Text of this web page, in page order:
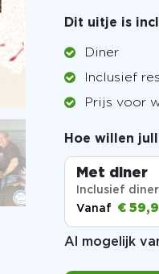
Dit uitje is
Diner
Inclusief
Prijs voor
Hoe willen
Met diner
Inclusief diner
Vanaf
€
Al mogelijk